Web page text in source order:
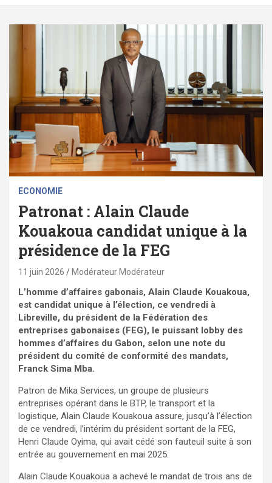
ECONOMIE
Patronat : Alain Claude
Kouakoua candidat unique à la
présidence de la FEG
11 juin 2026 Modérateur Modérateur
L’homme d’affaires gabonais, Alain Claude Kouakoua,
est candidat unique à l’élection, ce vendredi à
Libreville, du président de la Fédération des
entreprises gabonaises (FEG), le puissant lobby des
hommes d’affaires du Gabon, selon une note du
président du comité de conformité des mandats,
Franck Sima Mba.
Patron de Mika Services, un groupe de plusieurs
entreprises opérant dans le BTP, le transport et la
logistique, Alain Claude Kouakoua assure, jusqu’à l’élection
de ce vendredi, l’intérim du président sortant de la FEG,
Henri Claude Oyima, qui avait cédé son fauteuil suite à son
entrée au gouvernement en mai 2025.
Alain Claude Kouakoua a achevé le mandat de trois ans de